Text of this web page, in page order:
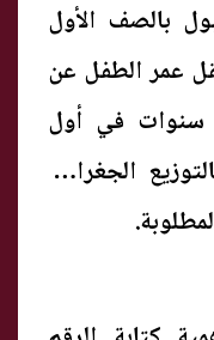
بالصف الأول
عمر الطفل عن
6 سنوات وألا يزيد على 9 سنوات في أول
بالتوزيع الجغرافي